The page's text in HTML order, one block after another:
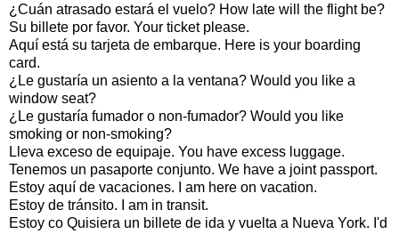
¿Cuán atrasado estará el vuelo? How late will the flight be?
Su billete por favor. Your ticket please.
Aquí está su tarjeta de embarque. Here is your boarding
card.
¿Le gustaría un asiento a la ventana? Would you like a
window seat?
¿Le gustaría fumador o non-fumador? Would you like
smoking or non-smoking?
Lleva exceso de equipaje. You have excess luggage.
Tenemos un pasaporte conjunto. We have a joint passport.
Estoy aquí de vacaciones. I am here on vacation.
Estoy de tránsito. I am in transit.
Estoy co Quisiera un billete de ida y vuelta a Nueva York. I'd